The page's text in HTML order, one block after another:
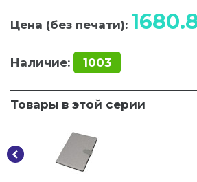
Цена (без печати):
Наличие: 1003
Товары в этой серии